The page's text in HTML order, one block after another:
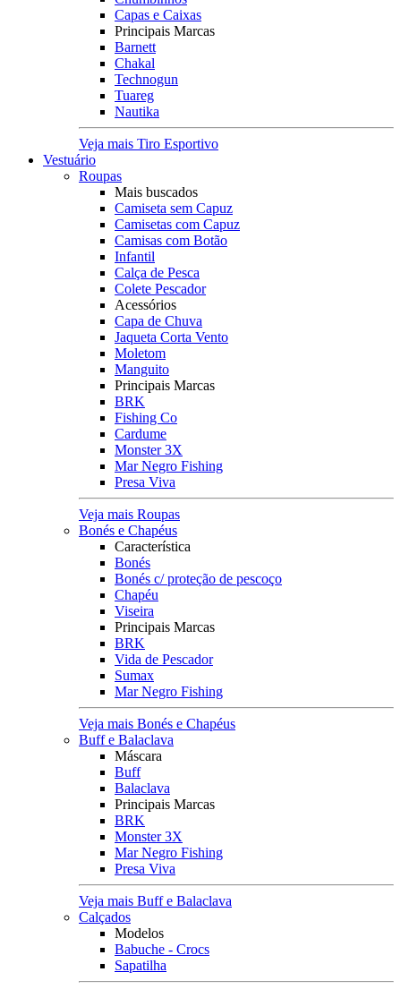
Capas e Caixas
Principais Marcas
Barnett
Chakal
Technogun
Tuareg
Nautika
Veja mais Tiro Esportivo
Vestuário
Roupas
Mais buscados
Camiseta sem Capuz
Camisetas com Capuz
Camisas com Botão
Infantil
Calça de Pesca
Colete Pescador
Acessórios
Capa de Chuva
Jaqueta Corta Vento
Moletom
Manguito
Principais Marcas
BRK
Fishing Co
Cardume
Monster 3X
Mar Negro Fishing
Presa Viva
Veja mais Roupas
Bonés e Chapéus
Característica
Bonés
Bonés c/ proteção de pescoço
Chapéu
Viseira
Principais Marcas
BRK
Vida de Pescador
Sumax
Mar Negro Fishing
Veja mais Bonés e Chapéus
Buff e Balaclava
Máscara
Buff
Balaclava
Principais Marcas
BRK
Monster 3X
Mar Negro Fishing
Presa Viva
Veja mais Buff e Balaclava
Calçados
Modelos
Babuche - Crocs
Sapatilha